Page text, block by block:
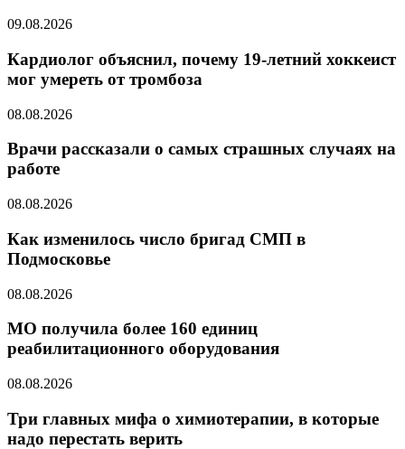
09.08.2026
Кардиолог объяснил, почему 19-летний хоккеист
мог умереть от тромбоза
08.08.2026
Врачи рассказали о самых страшных случаях на
работе
08.08.2026
Как изменилось число бригад СМП в
Подмосковье
08.08.2026
МО получила более 160 единиц
реабилитационного оборудования
08.08.2026
Три главных мифа о химиотерапии, в которые
надо перестать верить